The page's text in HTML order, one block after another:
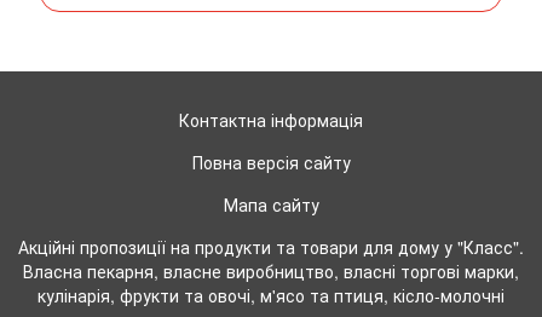
Контактна інформація
Повна версія сайту
Мапа сайту
Акційні пропозиції на продукти та товари для дому у "Класс".
Власна пекарня, власне виробництво, власні торгові марки,
кулінарія, фрукти та овочі, м'ясо та птиця, кісло-молочні